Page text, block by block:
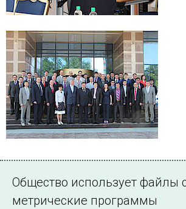
Документы
Оргкомитет
Общество использует файлы
метрические программы